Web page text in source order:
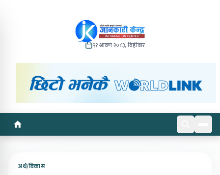
२१ श्रावण २०८३, बिहीबार
अर्थ/विकास